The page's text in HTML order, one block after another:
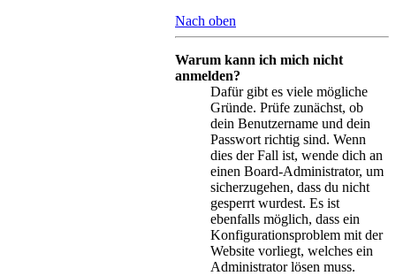
Nach oben
Warum kann ich mich nicht
anmelden?
Dafür gibt es viele mögliche
Gründe. Prüfe zunächst, ob
dein Benutzername und dein
Passwort richtig sind. Wenn
dies der Fall ist, wende dich an
einen Board-Administrator, um
sicherzugehen, dass du nicht
gesperrt wurdest. Es ist
ebenfalls möglich, dass ein
Konfigurationsproblem mit der
Website vorliegt, welches ein
Administrator lösen muss.